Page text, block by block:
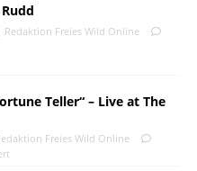
Redaktion Freies Wild Online
Teller“ – Live at The
Freies Wild Online